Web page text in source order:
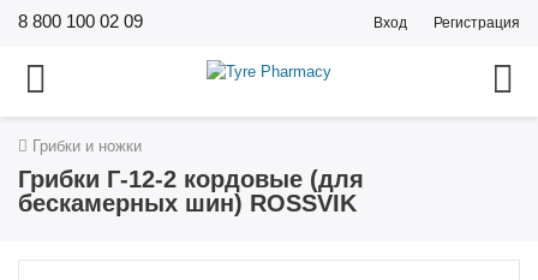
8 800 100 02 09 Вход Регистрация
Грибки и ножки
Грибки Г-12-2 кордовые (для
бескамерных шин) ROSSVIK